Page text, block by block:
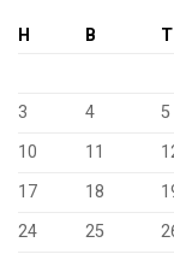
H B T
3
4 5
10
11
17
18
24
25